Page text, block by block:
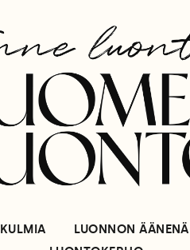
LUONNON